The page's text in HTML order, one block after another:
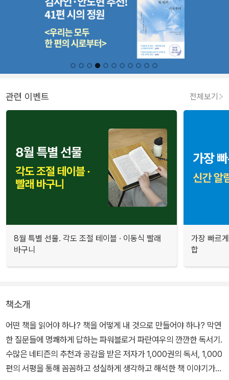
관련 이벤트 전체보기
8월 특별 선물. 각도 조절 테이블 · 이동식 빨래
바구니
가장 빠르
합
책소개
어떤 책을 읽어야 하나? 책을 어떻게 내 것으로 만들어야 하나? 막연
한 질문들에 명쾌하게 답하는 파워블로거 파란여우의 깐깐한 독서기.
수많은 네티즌의 추천과 공감을 받은 저자가 1,000권의 독서, 1,000
편의 서평을 통해 꼼꼼하고 성실하게 생각하고 해석한 책 이야기가